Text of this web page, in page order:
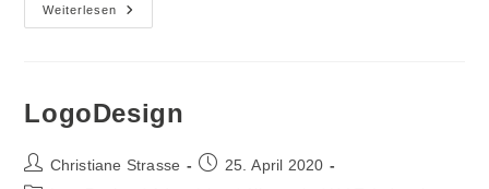
Weiterlesen Fotografie
LogoDesign
Beitrags-
Christiane Strasse
Beitrag25. April 2020